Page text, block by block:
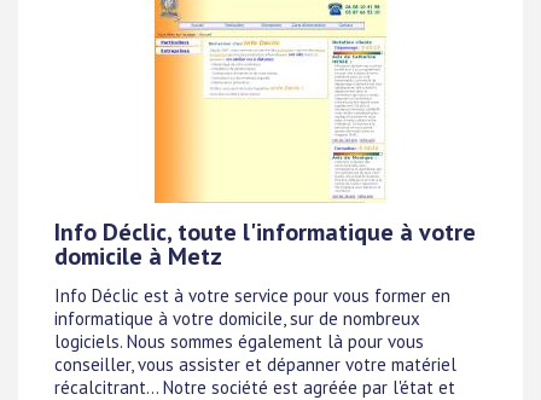
Info Déclic, toute l'informatique à votre
domicile à Metz
Info Déclic est à votre service pour vous former en
informatique à votre domicile, sur de nombreux
logiciels. Nous sommes également là pour vous
conseiller, vous assister et dépanner votre matériel
récalcitrant... Notre société est agréée par l'état et